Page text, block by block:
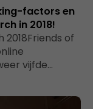
factors en
in 2018!
2018Friends of
vijfde…